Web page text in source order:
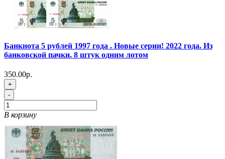
Банкнота 5 рублей 1997 года . Новые серии! 2022 года. Из
банковской пачки. 8 штук одним лотом
350.00р.
+
-
В корзину